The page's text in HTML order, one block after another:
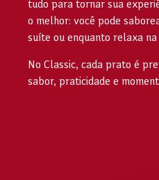
tudo para tornar sua
o melhor: você pode
suíte ou enquanto relaxa na
No Classic, cada prato é
sabor, praticidade e